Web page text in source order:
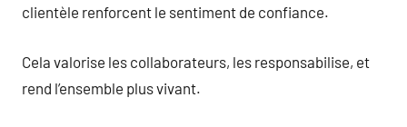
clientèle renforcent le sentiment de confiance.
Cela valorise les collaborateurs, les responsabilise, et
rend l’ensemble plus vivant.